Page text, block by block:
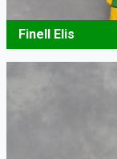
Finell Elis